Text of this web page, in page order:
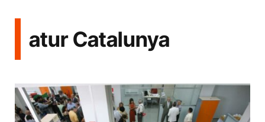
atur Catalunya